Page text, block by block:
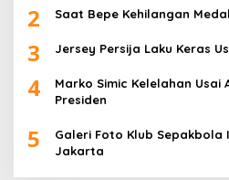
2 Saat Bepe Kehilangan
3 Jersey Persija Laku Keras
4
Marko Simic Kelelahan
Presiden
5
Galeri Foto Klub Sepakbola
Jakarta